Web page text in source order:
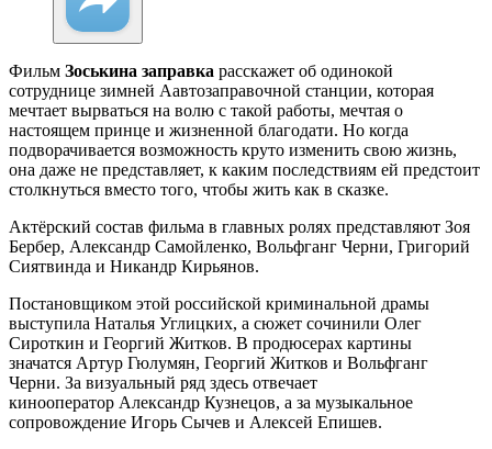
Фильм Зоськина заправка расскажет об одинокой
сотруднице зимней Аавтозаправочной станции, которая
мечтает вырваться на волю с такой работы, мечтая о
настоящем принце и жизненной благодати. Но когда
подворачивается возможность круто изменить свою жизнь,
она даже не представляет, к каким последствиям ей предстоит
столкнуться вместо того, чтобы жить как в сказке.
Актёрский состав фильма в главных ролях представляют Зоя
Бербер, Александр Самойленко, Вольфганг Черни, Григорий
Сиятвинда и Никандр Кирьянов.
Постановщиком этой российской криминальной драмы
выступила Наталья Углицких, а сюжет сочинили Олег
Сироткин и Георгий Житков. В продюсерах картины
значатся Артур Гюлумян, Георгий Житков и Вольфганг
Черни. За визуальный ряд здесь отвечает
кинооператор Александр Кузнецов, а за музыкальное
сопровождение Игорь Сычев и Алексей Епишев.